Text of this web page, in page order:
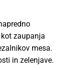
zaupanja
mesa.
in zelenjave.